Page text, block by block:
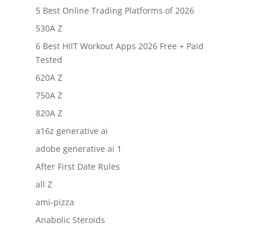
5 Best Online Trading Platforms of 2026
530A Z
6 Best HIIT Workout Apps 2026 Free + Paid
Tested
620A Z
750A Z
820A Z
a16z generative ai
adobe generative ai 1
After First Date Rules
all Z
ami-pizza
Anabolic Steroids